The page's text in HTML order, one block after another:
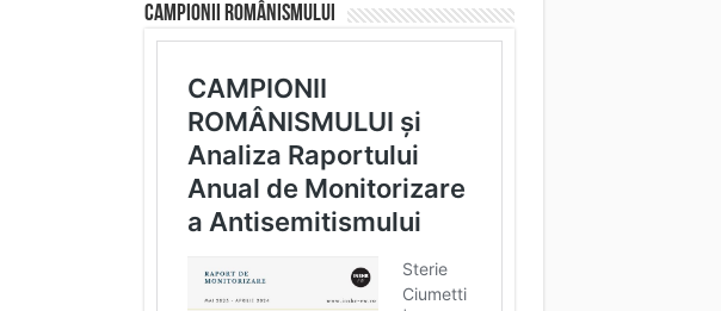
CAMPIONII ROMÂNISMULUI